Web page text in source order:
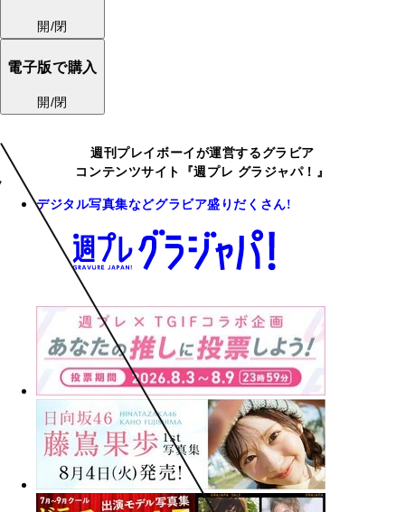
開/閉
電子版で購入
開/閉
週刊プレイボーイが運営するグラビア
コンテンツサイト『週プレ グラジャパ！』
デジタル写真集などグラビア盛りだくさん!